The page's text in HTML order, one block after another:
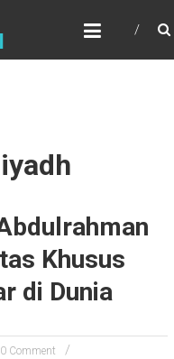
Khusus
di Dunia
0 Comment